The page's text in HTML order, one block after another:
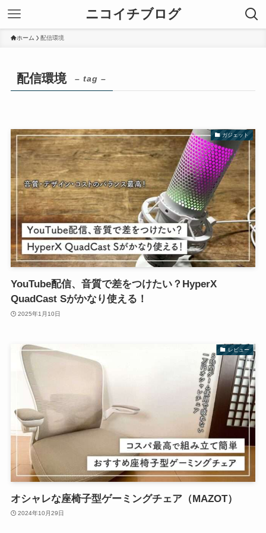
ニコイチブログ
ホーム 配信環境
配信環境 – tag –
ガジェット
YouTube配信、音質で差をつけたい？HyperX
QuadCast Sがかなり使える！
2025年1月10日
レビュー
オシャレな座椅子型ゲーミングチェア（MAZOT）
2024年10月29日